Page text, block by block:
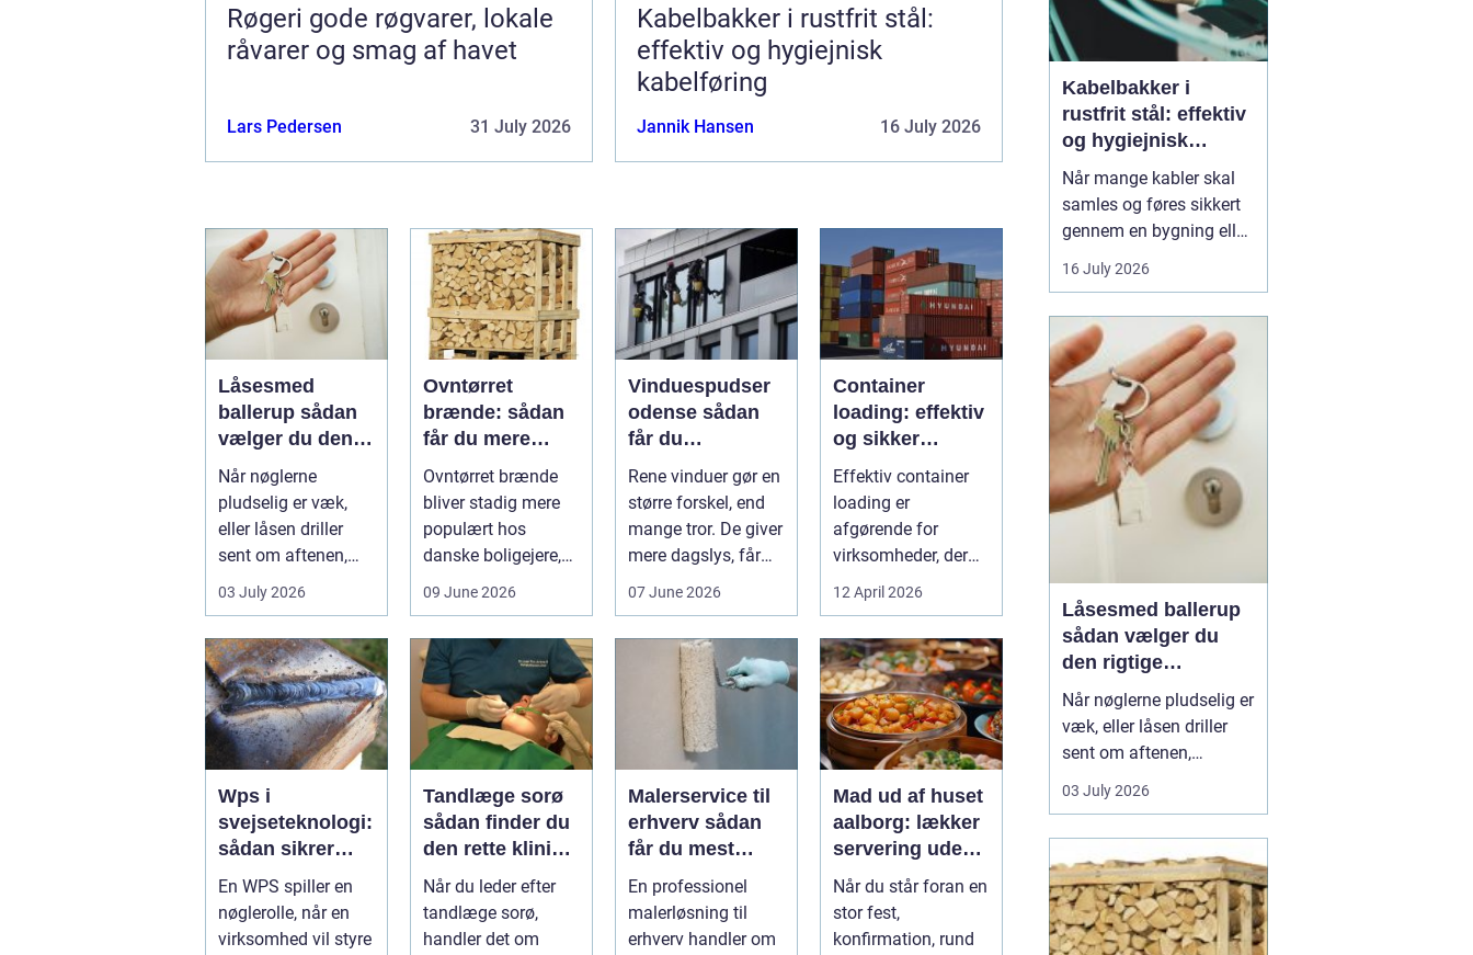
Røgeri gode røgvarer, lokale
råvarer og smag af havet
Lars Pedersen 31 July 2026
Kabelbakker i rustfrit stål:
effektiv og hygiejnisk
kabelføring
Jannik Hansen 16 July 2026
Låsesmed
ballerup sådan
vælger du den
rigtige
låsepartner
Når nøglerne
pludselig er væk,
eller låsen driller
sent om aftenen,
opdager du hurtigt,
hvor vigtig ...
03 July 2026
Ovntørret
brænde: sådan
får du mere
varme for
pengene
Ovntørret brænde
bliver stadig mere
populært hos
danske boligejere,
09 June 2026
Vinduespudser
odense sådan
får du
skinnende rene
ruder året rundt
Rene vinduer gør en
større forskel, end
mange tror. De giver
mere dagslys, får
07 June 2026
Container
loading: effektiv
og sikker
håndtering af
gods
Effektiv container
loading er
afgørende for
virksomheder, der
arbejder med gods,
skrot eller ...
12 April 2026
Wps i
svejseteknologi:
sådan sikrer
virksomheder
kvalitet og
sporbarhed
En WPS spiller en
nøglerolle, når en
virksomhed vil styre
Tandlæge sorø
sådan finder du
den rette klinik
for dig
Når du leder efter
tandlæge sorø,
handler det om
Malerservice til
erhverv sådan
får du mest
værdi for
pengene
En professionel
malerløsning til
erhverv handler om
Mad ud af huset
aalborg: lækker
servering uden
stress
Når du står foran en
stor fest,
konfirmation, rund
Kabelbakker i
rustfrit stål: effektiv
og hygiejnisk
kabelføring
Når mange kabler skal
samles og føres sikkert
gennem en bygning eller
en produktion, bliver
overblik og orden hurtigt
kabelbakker enenkel og
robust løsning. De
samler kablerne ét sted,
beskytter...
16 July 2026
Låsesmed ballerup
sådan vælger du
den rigtige
låsepartner
Når nøglerne pludselig er
væk, eller låsen driller
sent om aftenen,
opdager du hurtigt, hvor
vigtig en pålidelig
findes der flere løsninger,
men forskellen på hurtig
hjælp, god rådgivning og
langvarig tryghed kan
03 July 2026